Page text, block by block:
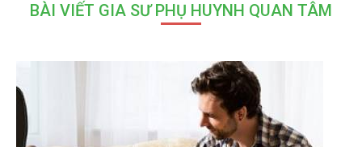
BÀI VIẾT GIA SƯ PHỤ HUYNH QUAN TÂM